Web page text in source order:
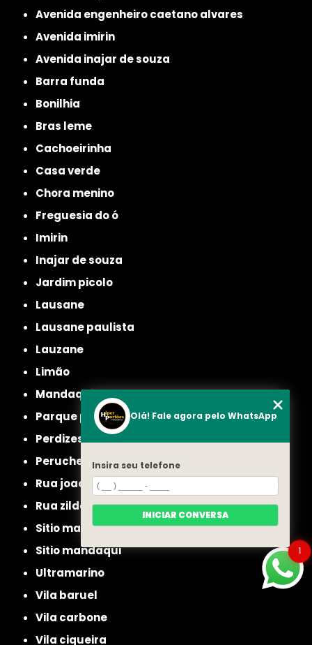
avenida engenheiro caetano alvares
avenida imirin
avenida inajar de souza
barra funda
bonilhia
bras leme
cachoeirinha
casa verde
chora menino
freguesia do ó
imirin
inajar de souza
jardim picolo
lausane
lausane paulista
lauzane
limão
mandaqui
parque peruche
perdizes
peruche
rua joao ruthe
rua zilda
sitio manda aqui
sitio mandaqui
ultramarino
vila baruel
vila carbone
vila ciqueira
1
Olá! Fale agora pelo WhatsApp
Insira seu telefone
INICIAR CONVERSA